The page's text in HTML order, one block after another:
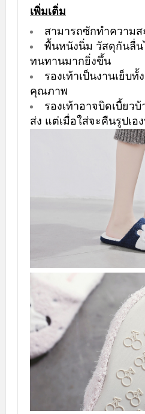
เพิ่มเติ่ม
สามารถซักทำความส
พื้นหนังนิ่ม วัสดุกันลื่
ทนทานมากยิ่งขึ้น
รองเท้าเป็นงานเย็บ
คุณภาพ
รองเท้าอาจบิดเบี้ยว
ส่ง แต่เมื่อใส่จะคืนรูปเอ